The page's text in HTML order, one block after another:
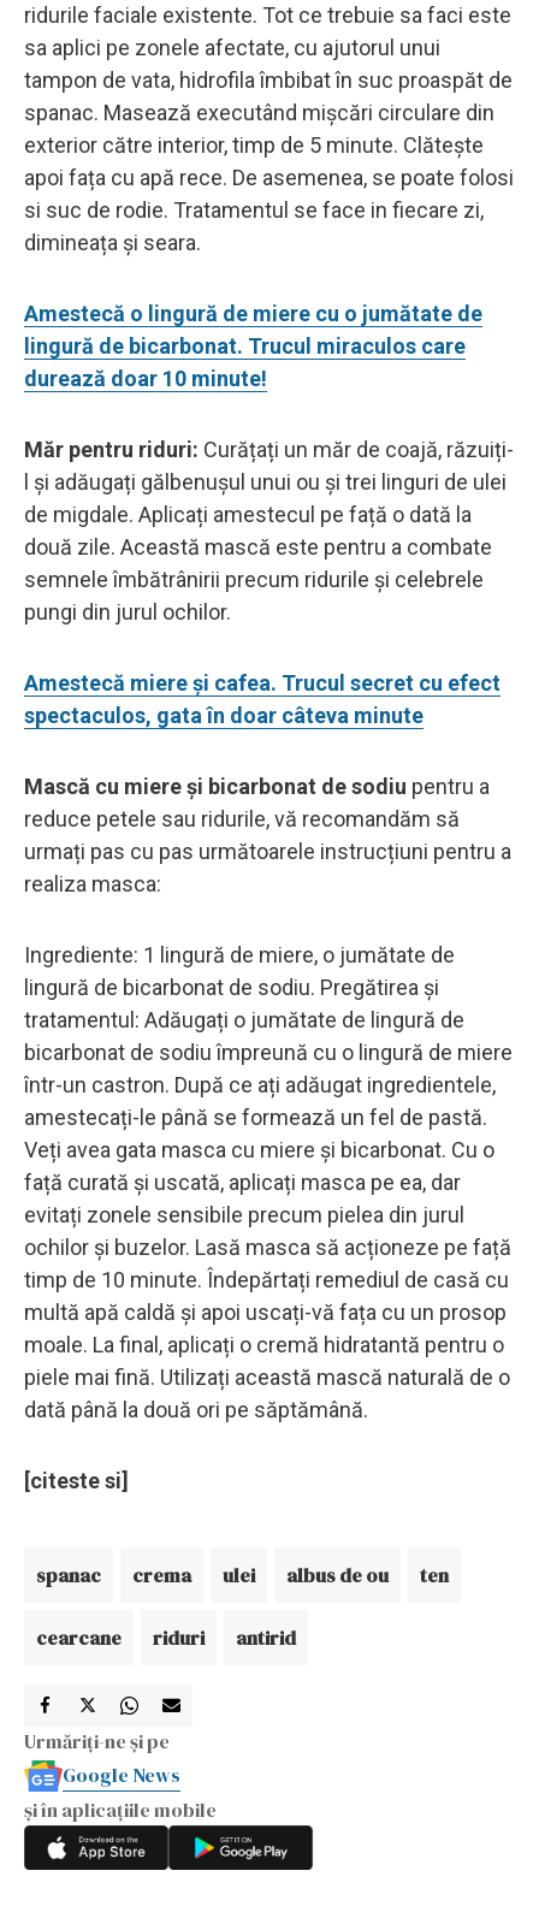
ridurile faciale existente. Tot ce trebuie sa faci este
sa aplici pe zonele afectate, cu ajutorul unui
tampon de vata, hidrofila îmbibat în suc proaspăt de
spanac. Masează executând mișcări circulare din
exterior către interior, timp de 5 minute. Clătește
apoi fața cu apă rece. De asemenea, se poate folosi
si suc de rodie. Tratamentul se face in fiecare zi,
dimineața și seara.
Amestecă o lingură de miere cu o jumătate de
lingură de bicarbonat. Trucul miraculos care
durează doar 10 minute!
Măr pentru riduri: Curățați un măr de coajă, răzuiți-
l și adăugați gălbenușul unui ou și trei linguri de ulei
de migdale. Aplicați amestecul pe față o dată la
două zile. Această mască este pentru a combate
semnele îmbătrânirii precum ridurile și celebrele
pungi din jurul ochilor.
Amestecă miere și cafea. Trucul secret cu efect
spectaculos, gata în doar câteva minute
Mască cu miere și bicarbonat de sodiu pentru a
reduce petele sau ridurile, vă recomandăm să
urmați pas cu pas următoarele instrucțiuni pentru a
realiza masca:
Ingrediente: 1 lingură de miere, o jumătate de
lingură de bicarbonat de sodiu. Pregătirea și
tratamentul: Adăugați o jumătate de lingură de
bicarbonat de sodiu împreună cu o lingură de miere
într-un castron. După ce ați adăugat ingredientele,
amestecați-le până se formează un fel de pastă.
Veți avea gata masca cu miere și bicarbonat. Cu o
față curată și uscată, aplicați masca pe ea, dar
evitați zonele sensibile precum pielea din jurul
ochilor și buzelor. Lasă masca să acționeze pe față
timp de 10 minute. Îndepărtați remediul de casă cu
multă apă caldă și apoi uscați-vă fața cu un prosop
moale. La final, aplicați o cremă hidratantă pentru o
piele mai fină. Utilizați această mască naturală de o
dată până la două ori pe săptămână.
[citeste si]
spanac crema ulei albus de ou ten
cearcane riduri antirid
Urmăriți-ne și pe
Google News
și în aplicațiile mobile